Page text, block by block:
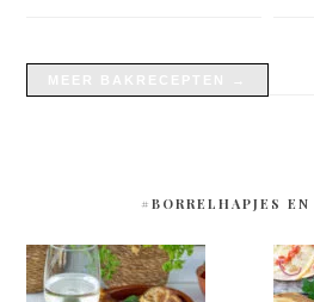
#BORRELHAPJES